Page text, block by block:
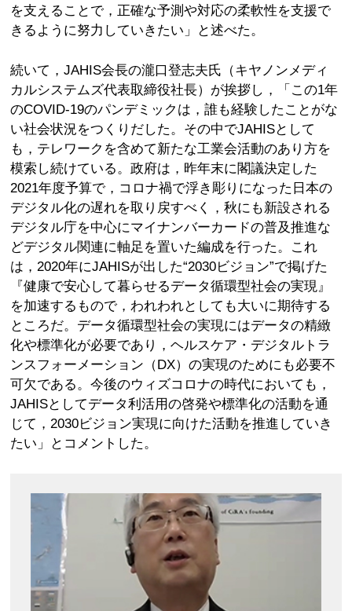
を支えることで，正確な予測や対応の柔軟性を支援で
きるように努力していきたい」と述べた。
続いて，JAHIS会長の瀧口登志夫氏（キヤノンメディ
カルシステムズ代表取締役社長）が挨拶し，「この1年
のCOVID-19のパンデミックは，誰も経験したことがな
い社会状況をつくりだした。その中でJAHISとして
も，テレワークを含めて新たな工業会活動のあり方を
模索し続けている。政府は，昨年末に閣議決定した
2021年度予算で，コロナ禍で浮き彫りになった日本の
デジタル化の遅れを取り戻すべく，秋にも新設される
デジタル庁を中心にマイナンバーカードの普及推進な
どデジタル関連に軸足を置いた編成を行った。これ
は，2020年にJAHISが出した“2030ビジョン”で掲げた
『健康で安心して暮らせるデータ循環型社会の実現』
を加速するもので，われわれとしても大いに期待する
ところだ。データ循環型社会の実現にはデータの精緻
化や標準化が必要であり，ヘルスケア・デジタルトラ
ンスフォーメーション（DX）の実現のためにも必要不
可欠である。今後のウィズコロナの時代においても，
JAHISとしてデータ利活用の啓発や標準化の活動を通
じて，2030ビジョン実現に向けた活動を推進していき
たい」とコメントした。